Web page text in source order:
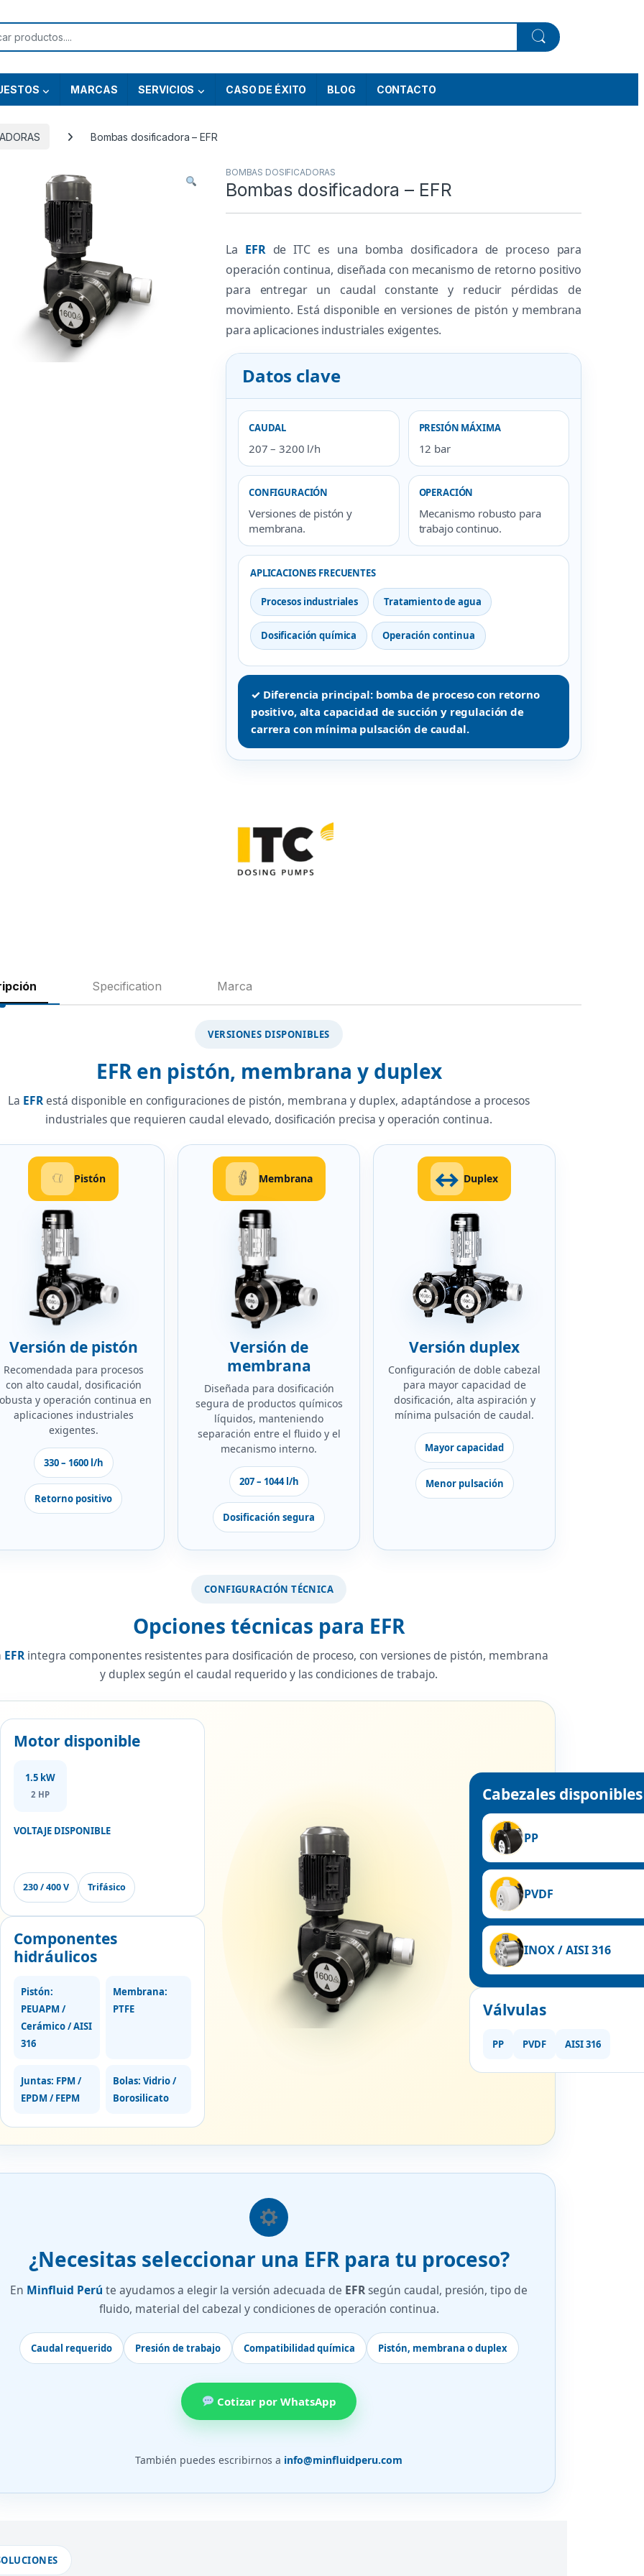
MARCAS SERVICIOS CASO DE ÉXITO BLOG CONTACTO
Bombas dosificadora – EFR
BOMBAS DOSIFICADORAS
Bombas dosificadora – EFR
La EFRde ITC es una bomba dosificadora de proceso para
operación continua, diseñada con mecanismo de retorno positivo
para entregar un caudal constante y reducir pérdidas de
movimiento. Está disponible en versiones de pistón y membrana
para aplicaciones industriales exigentes.
Datos clave
CAUDAL
207 – 3200 l/h
PRESIÓN MÁXIMA
12 bar
CONFIGURACIÓN
Versiones de pistón y
membrana.
OPERACIÓN
Mecanismo robusto para
trabajo continuo.
APLICACIONES FRECUENTES
Procesos industriales Tratamiento de agua
Dosificación química Operación continua
✓ Diferencia principal: bomba de proceso con retorno
positivo, alta capacidad de succión y regulación de
carrera con mínima pulsación de caudal.
Specification Marca
VERSIONES DISPONIBLES
EFR en pistón, membrana y duplex
La EFR está disponible en configuraciones de pistón, membrana y duplex, adaptándose a procesos
industriales que requieren caudal elevado, dosificación precisa y operación continua.
Pistón
Versión de pistón
Recomendada para procesos
con alto caudal, dosificación
y operación continua en
aplicaciones industriales
exigentes.
330 – 1600 l/h
Retorno positivo
Membrana
Versión de
membrana
Diseñada para dosificación
segura de productos químicos
líquidos, manteniendo
separación entre el fluido y el
mecanismo interno.
207 – 1044 l/h
Dosificación segura
↔ Duplex
Versión duplex
Configuración de doble cabezal
para mayor capacidad de
dosificación, alta aspiración y
mínima pulsación de caudal.
Mayor capacidad
Menor pulsación
CONFIGURACIÓN TÉCNICA
Opciones técnicas para EFR
EFR integra componentes resistentes para dosificación de proceso, con versiones de pistón, membrana
y duplex según el caudal requerido y las condiciones de trabajo.
Motor disponible
1.5 kW
2 HP
VOLTAJE DISPONIBLE
230 / 400 V Trifásico
Componentes
hidráulicos
Pistón:
PEUAPM /
Cerámico / AISI
316
Membrana:
PTFE
Juntas: FPM /
EPDM / FEPM
Bolas: Vidrio /
Borosilicato
Cabezales disponibles
PP
PVDF
INOX / AISI 316
Válvulas
PP PVDF AISI 316
¿Necesitas seleccionar una EFR para tu proceso?
En Minfluid Perú te ayudamos a elegir la versión adecuada de EFRsegún caudal, presión, tipo de
fluido, material del cabezal y condiciones de operación continua.
Caudal requerido Presión de trabajo Compatibilidad química Pistón, membrana o duplex
Cotizar por WhatsApp
También puedes escribirnos a info@minfluidperu.com